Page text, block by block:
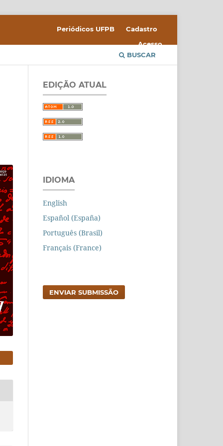
BUSCAR
Periódicos UFPB
Cadastro
Acesso
EDIÇÃO ATUAL
IDIOMA
English
Español (España)
Português (Brasil)
Français (France)
ENVIAR SUBMISSÃO